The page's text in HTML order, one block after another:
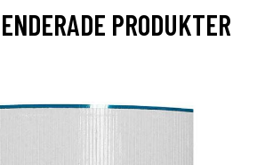
PRODUKTER